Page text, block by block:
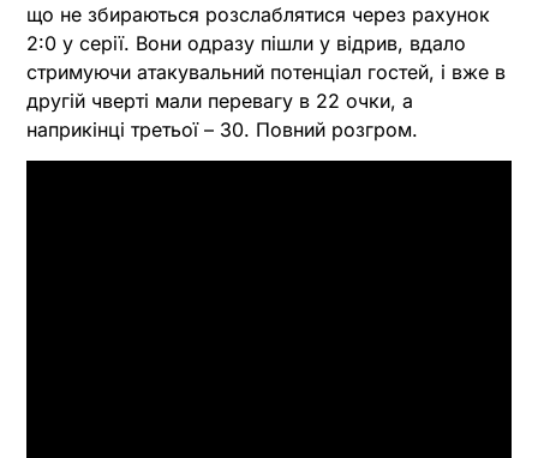
що не збираються розслаблятися через рахунок
2:0 у серії. Вони одразу пішли у відрив, вдало
стримуючи атакувальний потенціал гостей, і вже в
другій чверті мали перевагу в 22 очки, а
наприкінці третьої – 30. Повний розгром.